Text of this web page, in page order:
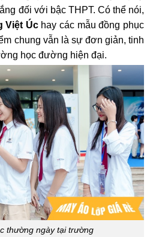
đối với bậc THPT. Có thể nói,
Việt Úc hay các mẫu đồng phục
chung vẫn là sự đơn giản, tinh
học đường hiện đại.
thường ngày tại trường